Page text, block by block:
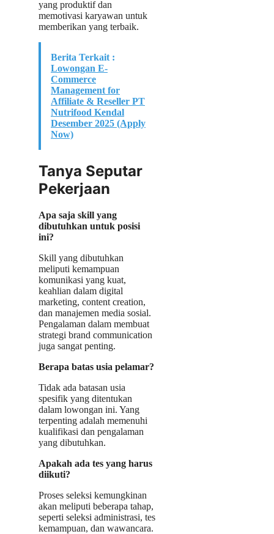
yang produktif dan
memotivasi karyawan untuk
memberikan yang terbaik.
Berita Terkait :
Lowongan E-
Commerce
Management for
Affiliate & Reseller PT
Nutrifood Kendal
Desember 2025 (Apply
Now)
Tanya Seputar
Pekerjaan
Apa saja skill yang
dibutuhkan untuk posisi
ini?
Skill yang dibutuhkan
meliputi kemampuan
komunikasi yang kuat,
keahlian dalam digital
marketing, content creation,
dan manajemen media sosial.
Pengalaman dalam membuat
strategi brand communication
juga sangat penting.
Berapa batas usia pelamar?
Tidak ada batasan usia
spesifik yang ditentukan
dalam lowongan ini. Yang
terpenting adalah memenuhi
kualifikasi dan pengalaman
yang dibutuhkan.
Apakah ada tes yang harus
diikuti?
Proses seleksi kemungkinan
akan meliputi beberapa tahap,
seperti seleksi administrasi, tes
kemampuan, dan wawancara.